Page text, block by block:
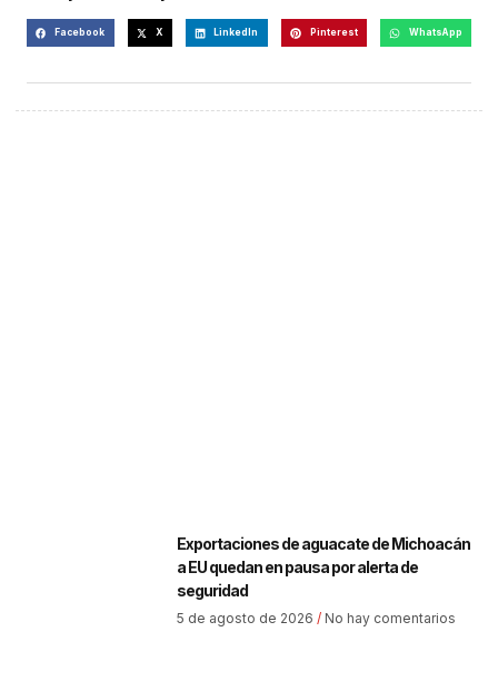
Facebook X LinkedIn Pinterest WhatsApp
Exportaciones de aguacate de Michoacán
a EU quedan en pausa por alerta de
seguridad
5 de agosto de 2026 No hay comentarios